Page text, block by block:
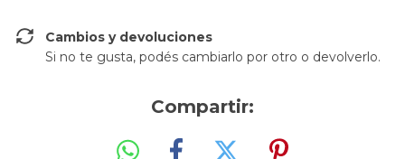
Cambios y devoluciones
Si no te gusta, podés cambiarlo por otro o devolverlo.
Compartir: